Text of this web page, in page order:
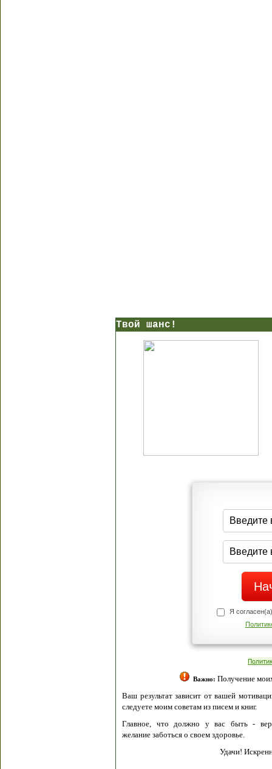
Твой шанс!
Я
Важно: Получение
Ваш результат зависит от вашей
следуете моим советам из писем и книг.
Главное, что должно у вас быть -
желание заботься о своем здоровье.
Удачи!